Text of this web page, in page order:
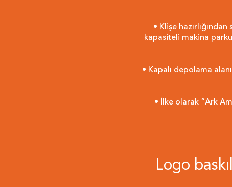
• Klişe
kapasiteli makina
• Kapalı depolama
• İlke olarak “Ark
Logo